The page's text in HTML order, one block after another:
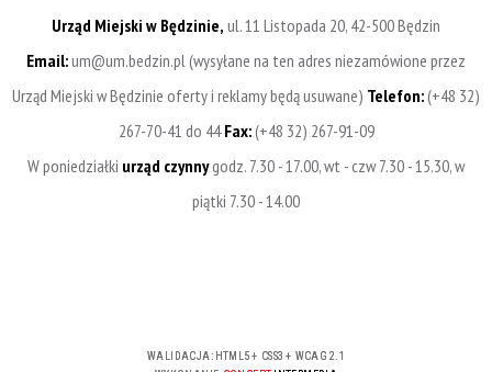
Urząd Miejski w Będzinie, ul. 11 Listopada 20, 42-500 Będzin
Email:um@um.bedzin.pl (wysyłane na ten adres niezamówione przez
Urząd Miejski w Będzinie oferty i reklamy będą usuwane) Telefon:(+48 32)
267-70-41 do 44Fax:(+48 32) 267-91-09
W poniedziałki urząd czynnygodz. 7.30 - 17.00, wt - czw 7.30 - 15.30, w
piątki 7.30 - 14.00
WALIDACJA: HTML5+ CSS3 + WCAG 2.1